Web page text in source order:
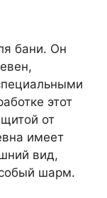
бани. Он
этот
от
имеет
вид,
шарм.